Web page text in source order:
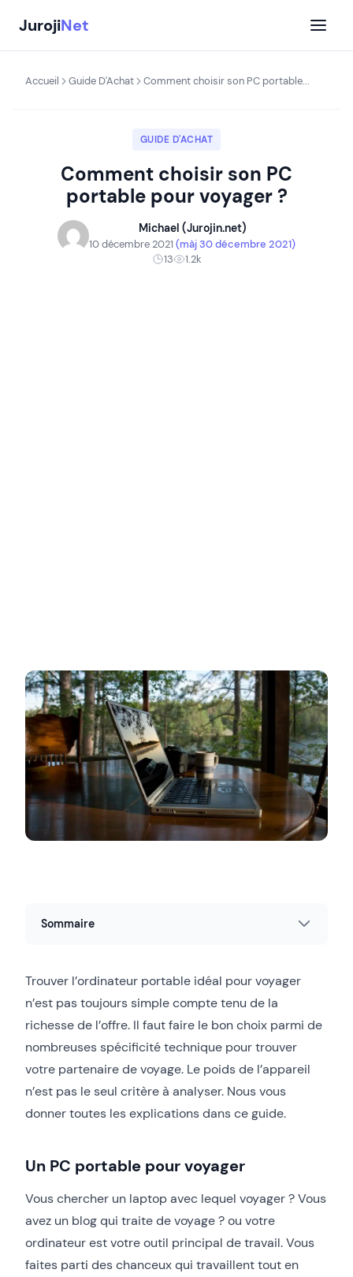
contenu
JurojiNet
Accueil Guide D'Achat Comment choisir son PC portable...
GUIDE D'ACHAT
Comment choisir son PC
portable pour voyager ?
Michael (Jurojin.net)
10 décembre 2021 (màj 30 décembre 2021)
13
1.2k
Sommaire
Trouver l’ordinateur portable idéal pour voyager
n’est pas toujours simple compte tenu de la
richesse de l’offre. Il faut faire le bon choix parmi de
nombreuses spécificité technique pour trouver
votre partenaire de voyage. Le poids de l’appareil
n’est pas le seul critère à analyser. Nous vous
donner toutes les explications dans ce guide.
Un PC portable pour voyager
Vous chercher un laptop avec lequel voyager ? Vous
avez un blog qui traite de voyage ? ou votre
ordinateur est votre outil principal de travail. Vous
faites parti des chanceux qui travaillent tout en